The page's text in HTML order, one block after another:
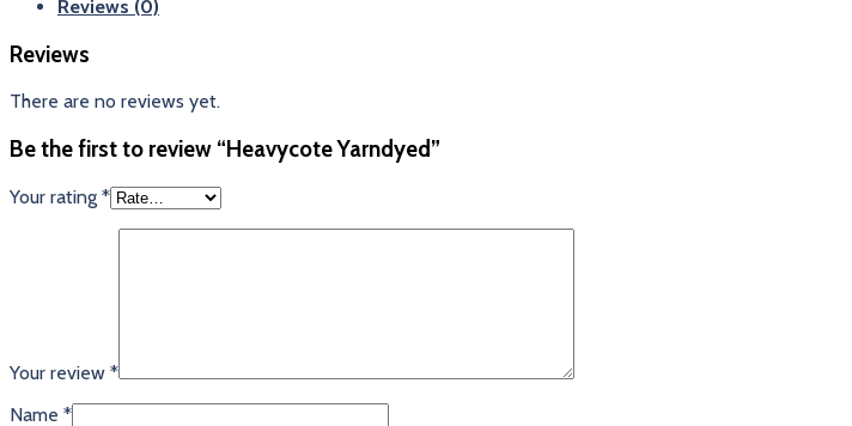
Reviews (0)
Reviews
There are no reviews yet.
Be the first to review “Heavycote Yarndyed”
Your rating *
Your review *
Name *